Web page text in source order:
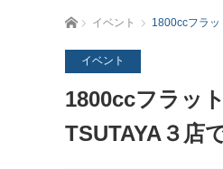
ホームイベント 1800ccフラ
イベント
1800ccフラッ
TSUTAYA３店